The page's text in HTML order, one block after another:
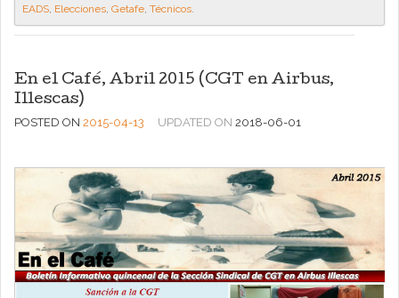
EADS Elecciones Getafe Técnicos
En el Café, Abril 2015 (CGT en Airbus,
Illescas)
POSTED ON 2015-04-13 UPDATED ON 2018-06-01